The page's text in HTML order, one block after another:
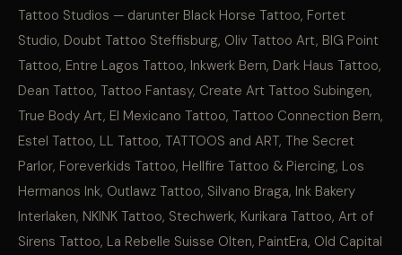
Tattoo Studios — darunter Black Horse Tattoo, Fortet
Studio, Doubt Tattoo Steffisburg, Oliv Tattoo Art, BIG Point
Tattoo, Entre Lagos Tattoo, Inkwerk Bern, Dark Haus Tattoo,
Dean Tattoo, Tattoo Fantasy, Create Art Tattoo Subingen,
True Body Art, El Mexicano Tattoo, Tattoo Connection Bern,
Estel Tattoo, LL Tattoo, TATTOOS and ART, The Secret
Parlor, Foreverkids Tattoo, Hellfire Tattoo & Piercing, Los
Hermanos Ink, Outlawz Tattoo, Silvano Braga, Ink Bakery
Interlaken, NKINK Tattoo, Stechwerk, Kurikara Tattoo, Art of
Sirens Tattoo, La Rebelle Suisse Olten, PaintEra, Old Capital